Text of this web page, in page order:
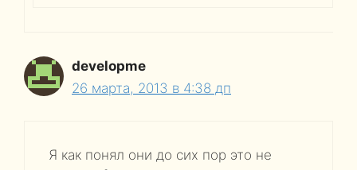
developme
26 марта, 2013 в 4:38 дп
Я как понял они до сих пор это не